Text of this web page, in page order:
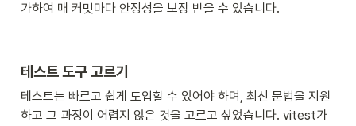
가하여 매 커밋마다 안정성을 보장 받을 수 있습니다.
테스트 도구 고르기
테스트는 빠르고 쉽게 도입할 수 있어야 하며, 최신 문법을 지원
하고 그 과정이 어렵지 않은 것을 고르고 싶었습니다. vitest가